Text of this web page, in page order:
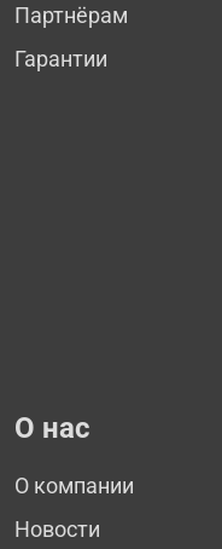
Партнёрам
Гарантии
О нас
О компании
Новости